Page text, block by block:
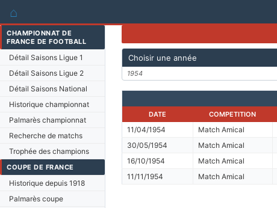
⌂
CHAMPIONNAT DE
FRANCE DE FOOTBALL
Détail Saisons Ligue 1
Détail Saisons Ligue 2
Détail Saisons National
Historique championnat
Palmarès championnat
Recherche de matchs
Trophée des champions
COUPE DE FRANCE
Historique depuis 1918
Palmarès coupe
Choisir une année
1954
DATE
COMPETITION
11/04/1954 Match Amical
30/05/1954
Match Amical
16/10/1954
Match Amical
11/11/1954
Match Amical